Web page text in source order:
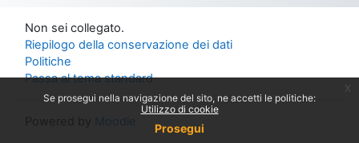
Non sei collegato.
Riepilogo della conservazione dei dati
Politiche
Passa al tema standard
Moodle
Se prosegui nella navigazione del sito, ne accetti le politiche:
Utilizzo di cookie
Prosegui